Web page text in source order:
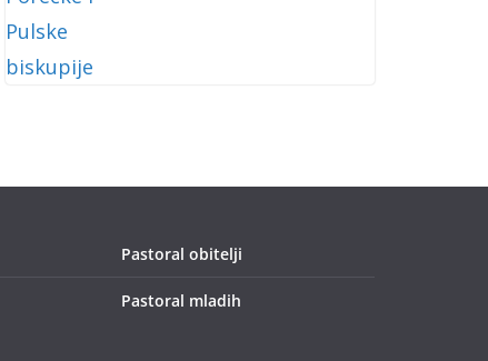
Pastoral obitelji
Pastoral mladih